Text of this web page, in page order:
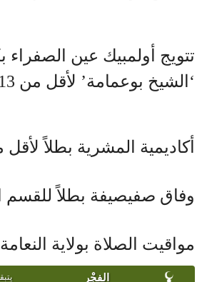
تتويج أولمبيك عين الصفراء
‘الشيخ بوعمامة’ لأقل من 13 سنة:
أكاديمية المشرية بطلاً لأقل من 13
وفاق صفيصيفة بطلاً
مواقيت الصلاة بولاية